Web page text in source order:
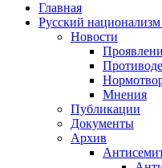
Главная
Русский
Новости
Мнения
Публикации
Документы
Архив